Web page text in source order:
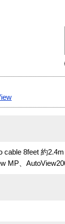
cable 8feet 約2.4m
MP、